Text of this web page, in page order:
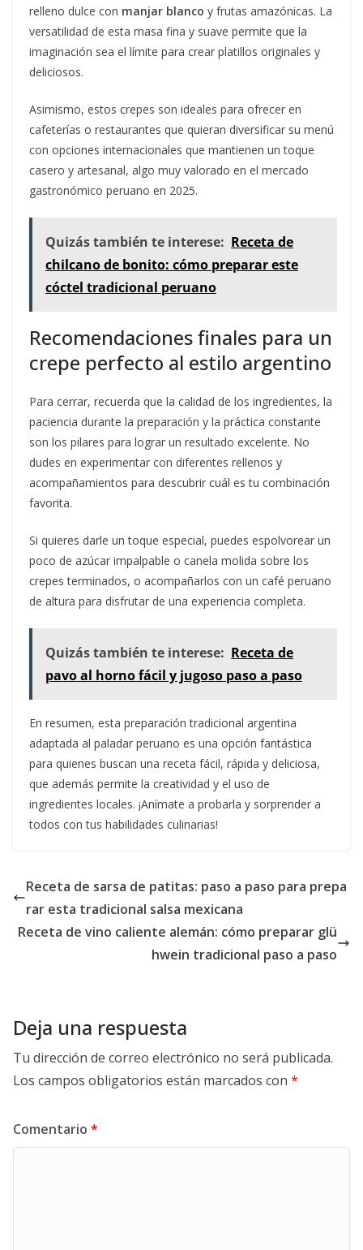
relleno dulce con manjar blanco y frutas amazónicas. La
versatilidad de esta masa fina y suave permite que la
imaginación sea el límite para crear platillos originales y
deliciosos.
Asimismo, estos crepes son ideales para ofrecer en
cafeterías o restaurantes que quieran diversificar su menú
con opciones internacionales que mantienen un toque
casero y artesanal, algo muy valorado en el mercado
gastronómico peruano en 2025.
Quizás también te interese: Receta de
chilcano de bonito: cómo preparar este
cóctel tradicional peruano
Recomendaciones finales para un
crepe perfecto al estilo argentino
Para cerrar, recuerda que la calidad de los ingredientes, la
paciencia durante la preparación y la práctica constante
son los pilares para lograr un resultado excelente. No
dudes en experimentar con diferentes rellenos y
acompañamientos para descubrir cuál es tu combinación
favorita.
Si quieres darle un toque especial, puedes espolvorear un
poco de azúcar impalpable o canela molida sobre los
crepes terminados, o acompañarlos con un café peruano
de altura para disfrutar de una experiencia completa.
Quizás también te interese: Receta de
pavo al horno fácil y jugoso paso a paso
En resumen, esta preparación tradicional argentina
adaptada al paladar peruano es una opción fantástica
para quienes buscan una receta fácil, rápida y deliciosa,
que además permite la creatividad y el uso de
ingredientes locales. ¡Anímate a probarla y sorprender a
todos con tus habilidades culinarias!
Receta de sarsa de patitas: paso a paso para prepa
rar esta tradicional salsa mexicana
Receta de vino caliente alemán: cómo preparar glü
hwein tradicional paso a paso
Deja una respuesta
Tu dirección de correo electrónico no será publicada.
Los campos obligatorios están marcados con *
Comentario *